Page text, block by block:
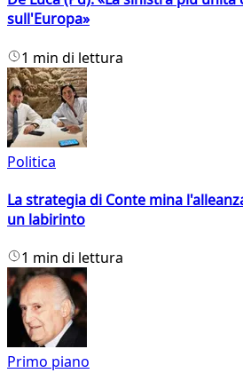
sull'Europa»
1 min di lettura
Politica
La strategia di Conte mina
un labirinto
1 min di lettura
Primo piano